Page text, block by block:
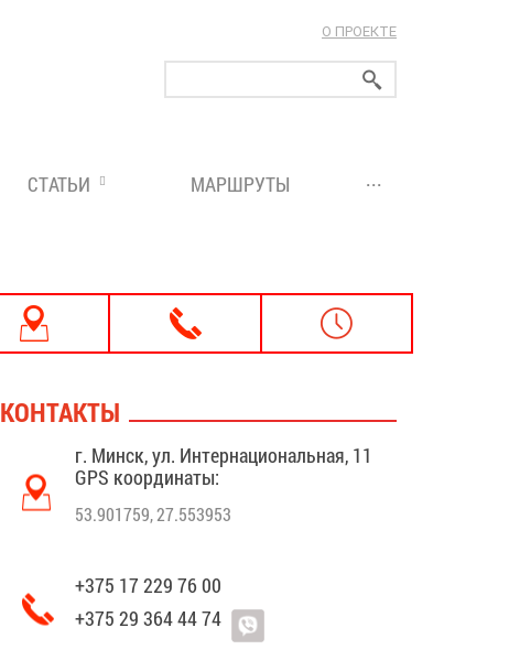
О ПРОЕКТЕ
СТАТЬИ МАРШРУТЫ ...
КОНТАКТЫ
г. Минск, ул. Интернациональная, 11
GPS координаты:
53.901759, 27.553953
+375 17 229 76 00
+375 29 364 44 74